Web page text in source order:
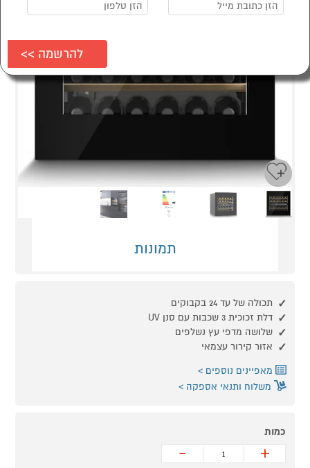
תמונות
תכולה של עד 24 בקבוקים
דלת זכוכית 3 שכבות עם סנן UV
שלושה מדפי עץ נשלפים
אזור קירור עצמאי
מאפיינים נוספים
משלוח ותנאי אספקה
כמות
+
-